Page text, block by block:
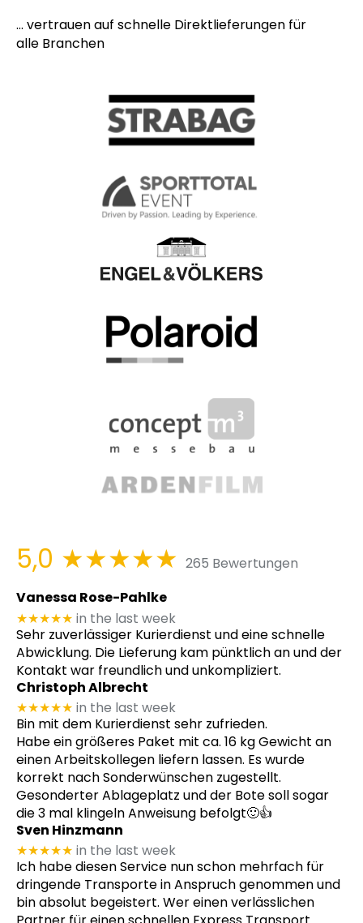
... vertrauen auf schnelle Direktlieferungen für
alle Branchen
5,0 ★★★★★ 265 Bewertungen
Vanessa Rose-Pahlke
★★★★★ in the last week
Sehr zuverlässiger Kurierdienst und eine schnelle
Abwicklung. Die Lieferung kam pünktlich an und der
Kontakt war freundlich und unkompliziert.
Christoph Albrecht
★★★★★ in the last week
Bin mit dem Kurierdienst sehr zufrieden.
Habe ein größeres Paket mit ca. 16 kg Gewicht an
einen Arbeitskollegen liefern lassen. Es wurde
korrekt nach Sonderwünschen zugestellt.
Gesonderter Ablageplatz und der Bote soll sogar
die 3 mal klingeln Anweisung befolgt🙂👍
Sven Hinzmann
★★★★★ in the last week
Ich habe diesen Service nun schon mehrfach für
dringende Transporte in Anspruch genommen und
bin absolut begeistert. Wer einen verlässlichen